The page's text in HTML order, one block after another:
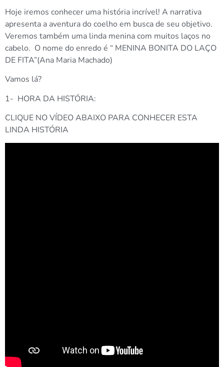
Hoje iremos conhecer uma história incrível! A narrativa
apresenta a aventura do coelho em busca de seu objetivo.
Veremos também uma linda menina com muitos laços no
cabelo. O nome do enredo é “ MENINA BONITA DO LAÇO
DE FITA”(Ana Maria Machado)
Vamos lá?
1- HORA DA HISTÓRIA:
CLIQUE NO VÍDEO ABAIXO PARA CONHECER ESTA
LINDA HISTÓRIA